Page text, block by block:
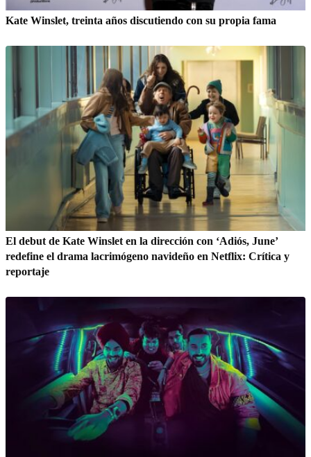
Kate Winslet, treinta años discutiendo con su propia fama
El debut de Kate Winslet en la dirección con ‘Adiós, June’
redefine el drama lacrimógeno navideño en Netflix: Crítica y
reportaje